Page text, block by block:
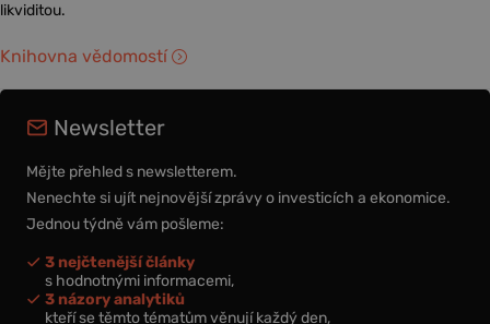
likviditou.
Knihovna vědomostí
Newsletter
Mějte přehled s newsletterem.
Nenechte si ujít nejnovější zprávy o investicích a ekonomice.
Jednou týdně vám pošleme:
3 nejčtenější články
s hodnotnými informacemi,
3 názory analytiků
kteří se těmto tématům věnují každý den,